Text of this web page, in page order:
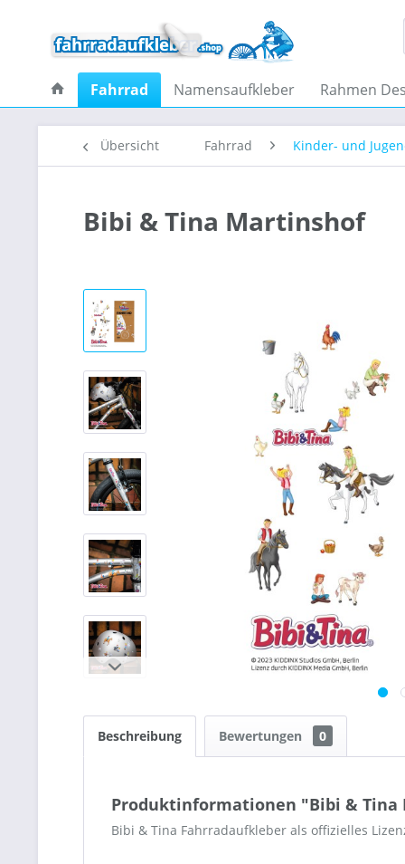
Fahrrad Namensaufkleber Rahmen
Übersicht Fahrrad Kinder- und
Bibi & Tina Martinshof
Beschreibung Bewertungen 0
Produktinformationen "Bibi &
Bibi & Tina Fahrradaufkleber als offizielles